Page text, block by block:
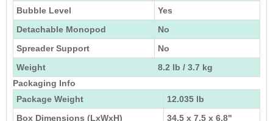
Bubble Level
Yes
Detachable Monopod
No
Spreader Support
No
Weight
8.2 lb / 3.7 kg
Packaging Info
Package Weight
12.035 lb
Box Dimensions (LxWxH)
34.5 x 7.5 x 6.8"